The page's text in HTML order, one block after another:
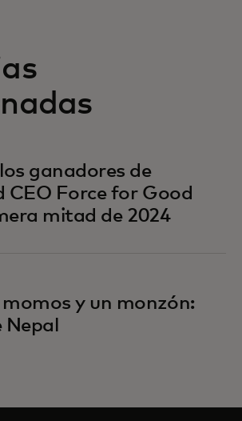
ganadores de
CEO Force for Good
mitad de 2024
y un monzón: